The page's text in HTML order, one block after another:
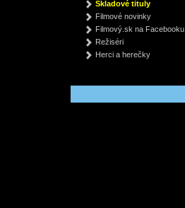
€ 5.50
Skladové tituly
Filmové novinky
Filmový.sk na Facebooku
Režiséri
Herci a herečky